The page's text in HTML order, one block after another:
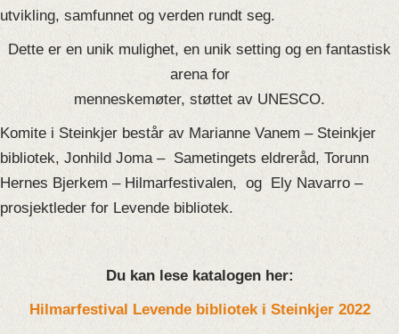
utvikling, samfunnet og verden rundt seg.
Dette er en unik mulighet, en unik setting og en fantastisk
arena for
menneskemøter, støttet av UNESCO.
Komite i Steinkjer består av Marianne Vanem – Steinkjer
bibliotek, Jonhild Joma – Sametingets eldreråd, Torunn
Hernes Bjerkem – Hilmarfestivalen, og Ely Navarro –
prosjektleder for Levende bibliotek.
Du kan lese katalogen her:
Hilmarfestival Levende bibliotek i Steinkjer 2022